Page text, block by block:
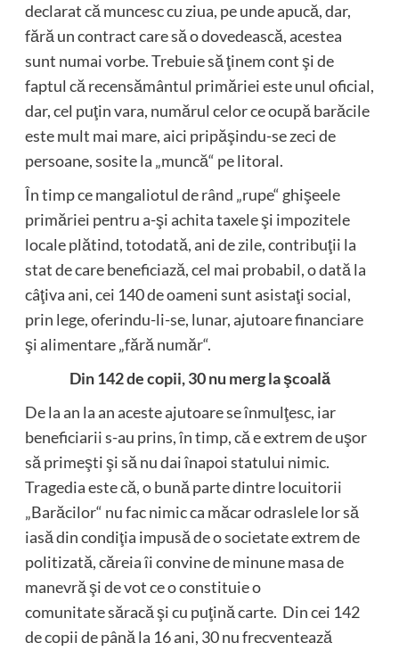
declarat că muncesc cu ziua, pe unde apucă, dar,
fără un contract care să o dovedească, acestea
sunt numai vorbe. Trebuie să ţinem cont şi de
faptul că recensământul primăriei este unul oficial,
dar, cel puţin vara, numărul celor ce ocupă barăcile
este mult mai mare, aici pripăşindu-se zeci de
persoane, sosite la „muncă“ pe litoral.
În timp ce mangaliotul de rând „rupe“ ghişeele
primăriei pentru a-şi achita taxele şi impozitele
locale plătind, totodată, ani de zile, contribuţii la
stat de care beneficiază, cel mai probabil, o dată la
câţiva ani, cei 140 de oameni sunt asistaţi social,
prin lege, oferindu-li-se, lunar, ajutoare financiare
şi alimentare „fără număr“.
Din 142 de copii, 30 nu merg la şcoală
De la an la an aceste ajutoare se înmulţesc, iar
beneficiarii s-au prins, în timp, că e extrem de uşor
să primeşti şi să nu dai înapoi statului nimic.
Tragedia este că, o bună parte dintre locuitorii
„Barăcilor“ nu fac nimic ca măcar odraslele lor să
iasă din condiţia impusă de o societate extrem de
politizată, căreia îi convine de minune masa de
manevră şi de vot ce o constituie o
comunitate săracă şi cu puţină carte. Din cei 142
de copii de până la 16 ani, 30 nu frecventează